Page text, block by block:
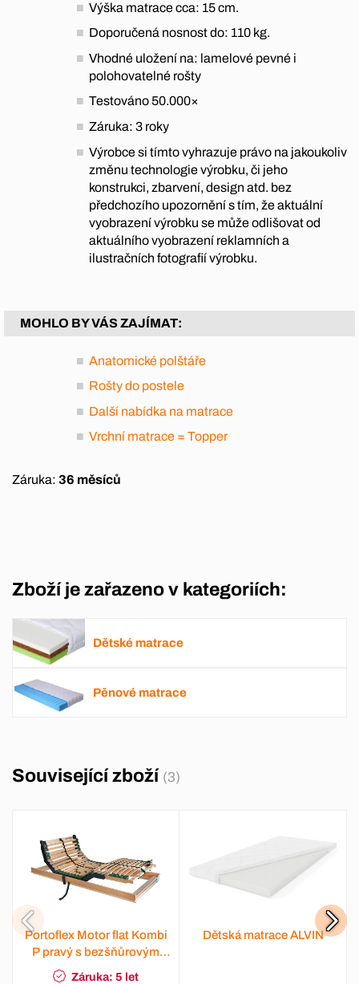
Výška matrace cca: 15 cm.
Doporučená nosnost do: 110 kg.
Vhodné uložení na: lamelové pevné i
polohovatelné rošty
Testováno 50.000×
Záruka: 3 roky
Výrobce si tímto vyhrazuje právo na jakoukoliv
změnu technologie výrobku, či jeho
konstrukci, zbarvení, design atd. bez
předchozího upozornění s tím, že aktuální
vyobrazení výrobku se může odlišovat od
aktuálního vyobrazení reklamních a
ilustračních fotografií výrobku.
MOHLO BY VÁS ZAJÍMAT:
Anatomické polštáře
Rošty do postele
Další nabídka na matrace
Vrchní matrace = Topper
Záruka: 36 měsíců
Zboží je zařazeno v kategoriích:
Dětské matrace
Pěnové matrace
Související zboží (3)
Portoflex Motor flat Kombi
P pravý s bezšňůrovým
Záruka: 5 let
Dětská matrace ALVIN